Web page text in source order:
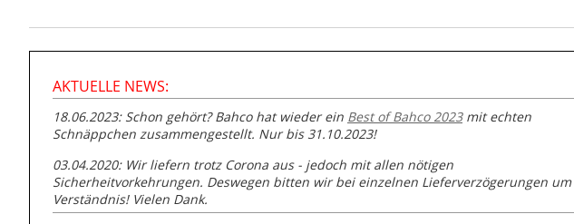
AKTUELLE NEWS:
18.06.2023: Schon gehört? Bahco hat wieder ein Best of Bahco 2023mit echten
Schnäppchen zusammengestellt. Nur bis 31.10.2023!
03.04.2020: Wir liefern trotz Corona aus - jedoch mit allen nötigen
Sicherheitvorkehrungen. Deswegen bitten wir bei einzelnen Lieferverzögerungen um
Verständnis! Vielen Dank.